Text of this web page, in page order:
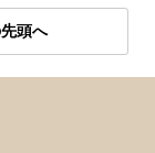
頭へ